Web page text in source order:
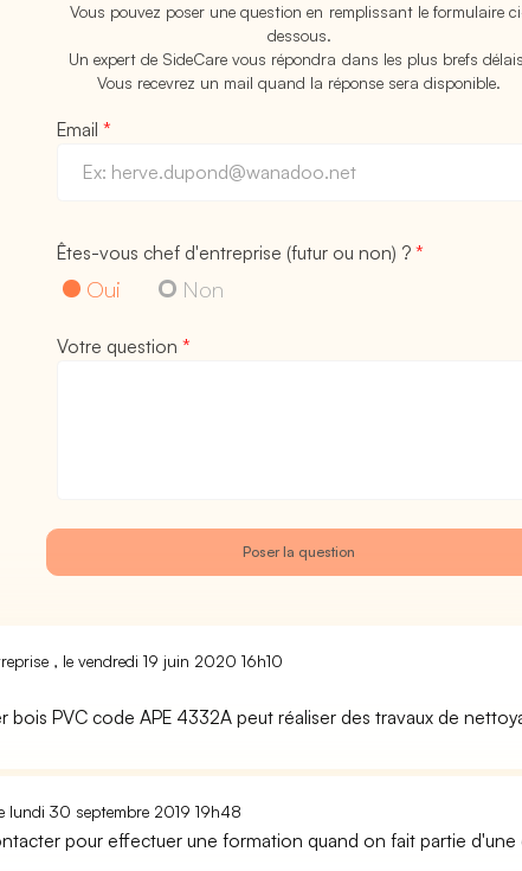
Vous pouvez poser une question en remplissant le formulaire
dessous.
Un expert de SideCare vous répondra dans les plus brefs
Vous recevrez un mail quand la réponse sera disponible.
Email *
Êtes-vous chef d'entreprise (futur ou non) ? *
Oui Non
Votre question *
, le vendredi 19 juin 2020 16h10
bois PVC code APE 4332A peut réaliser des travaux de
lundi 30 septembre 2019 19h48
pour effectuer une formation quand on fait partie